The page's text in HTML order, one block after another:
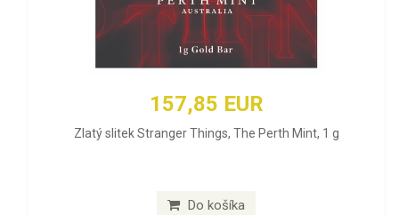
157,85 EUR
Zlatý slitek Stranger Things, The Perth Mint, 1 g
Do košíka